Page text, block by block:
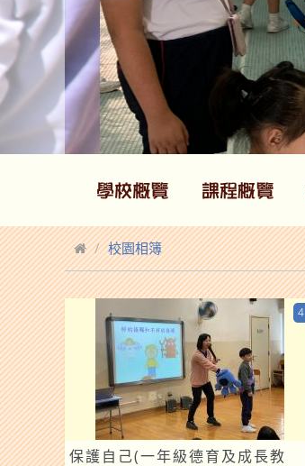
校園相簿
保護自己(一年級德育及成長教
4